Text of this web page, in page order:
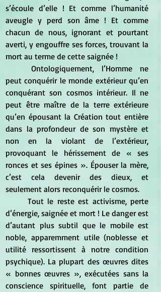
s’écoule d’elle ! Et comme l’humanité
aveugle y perd son âme ! Et comme
chacun de nous, ignorant et pourtant
averti, y engouffre ses forces, trouvant la
mort au terme de cette saignée !
peut conquérir le monde extérieur qu’en
conquérant son cosmos intérieur. Il ne
peut être maître de la terre extérieure
qu’en épousant la Création tout entière
dans la profondeur de son mystère et
non en la violant de l’extérieur,
provoquant le hérissement de « ses
ronces et ses épines ». Épouser la mère,
c’est cela devenir des dieux, et
seulement alors reconquérir le cosmos.
d’énergie, saignée et mort ! Le danger est
d’autant plus subtil que le mobile est
noble, apparemment utile (noblesse et
utilité ressortissent à notre condition
psychique). La plupart des œuvres dites
« bonnes œuvres », exécutées sans la
conscience spirituelle, font partie de